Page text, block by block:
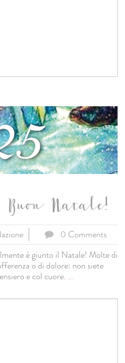
Buon Natale!
0 Comments
è giunto il Natale! Molte di
o di dolore: non siete
e col cuore. ...